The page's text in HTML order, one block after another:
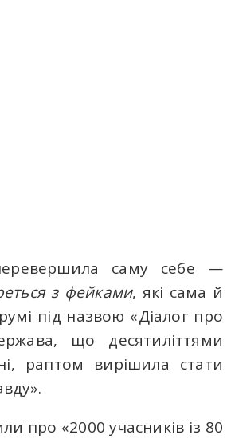
саму себе —
з фейками, які сама й
під назвою «Діалог про
що десятиліттями
раптом вирішила стати
про «2000 учасників із 80